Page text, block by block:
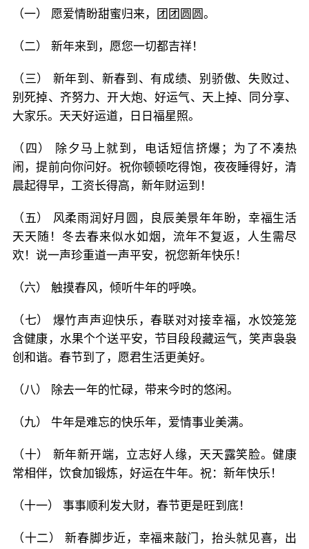
（一） 愿爱情盼甜蜜归来，团团圆圆。
（二） 新年来到，愿您一切都吉祥！
（三） 新年到、新春到、有成绩、别骄傲、失败过、
别死掉、齐努力、开大炮、好运气、天上掉、同分享、
大家乐。天天好运道，日日福星照。
（四） 除夕马上就到，电话短信挤爆；为了不凑热
闹，提前向你问好。祝你顿顿吃得饱，夜夜睡得好，清
晨起得早，工资长得高，新年财运到！
（五） 风柔雨润好月圆，良辰美景年年盼，幸福生活
天天随！冬去春来似水如烟，流年不复返，人生需尽
欢！说一声珍重道一声平安，祝您新年快乐！
（六） 触摸春风，倾听牛年的呼唤。
（七） 爆竹声声迎快乐，春联对对接幸福，水饺笼笼
含健康，水果个个送平安，节目段段藏运气，笑声袅袅
创和谐。春节到了，愿君生活更美好。
（八） 除去一年的忙碌，带来今时的悠闲。
（九） 牛年是难忘的快乐年，爱情事业美满。
（十） 新年新开端，立志好人缘，天天露笑脸。健康
常相伴，饮食加锻炼，好运在牛年。祝：新年快乐！
（十一） 事事顺利发大财，春节更是旺到底！
（十二） 新春脚步近，幸福来敲门，抬头就见喜，出